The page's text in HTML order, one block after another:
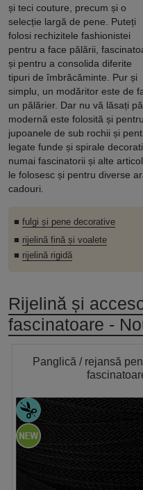
și teci couture, precum și o
selecție largă de pene. Puteți
folosi rechizitele fashionistei
pentru a face pălării,
și pentru a consolida diferite
tipuri de îmbrăcăminte. Pur și
simplu, un modăritor este de
un pălărier. Dar nu vă lăsați
modernă este folosită și
jupoanele de sub rochii și
legate funde și spirale
numai fascinatorii și alte
le folosesc și pentru diverse
cadouri.
■ fulgi și pene decorative
■ rijelină fină și voalete
■ rijelină rigidă
Rijelină și
fascinatoare -
Panglică / rejansă